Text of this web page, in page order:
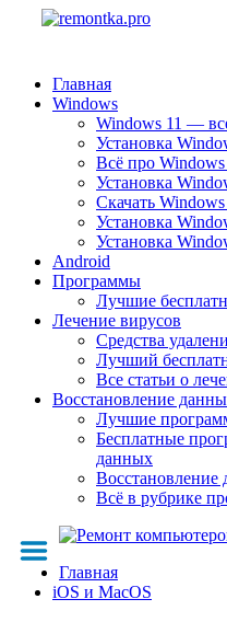
Главная
Windows
Windows 11 —
Установка
Всё про
Установка
Скачать
Установка
Установка
Android
Программы
Лучшие
Лечение вирусов
Средства
Лучший
Все статьи о
Восстановление
Лучшие
Бесплатные
данных
Всё в рубрике
Главная
iOS и MacOS